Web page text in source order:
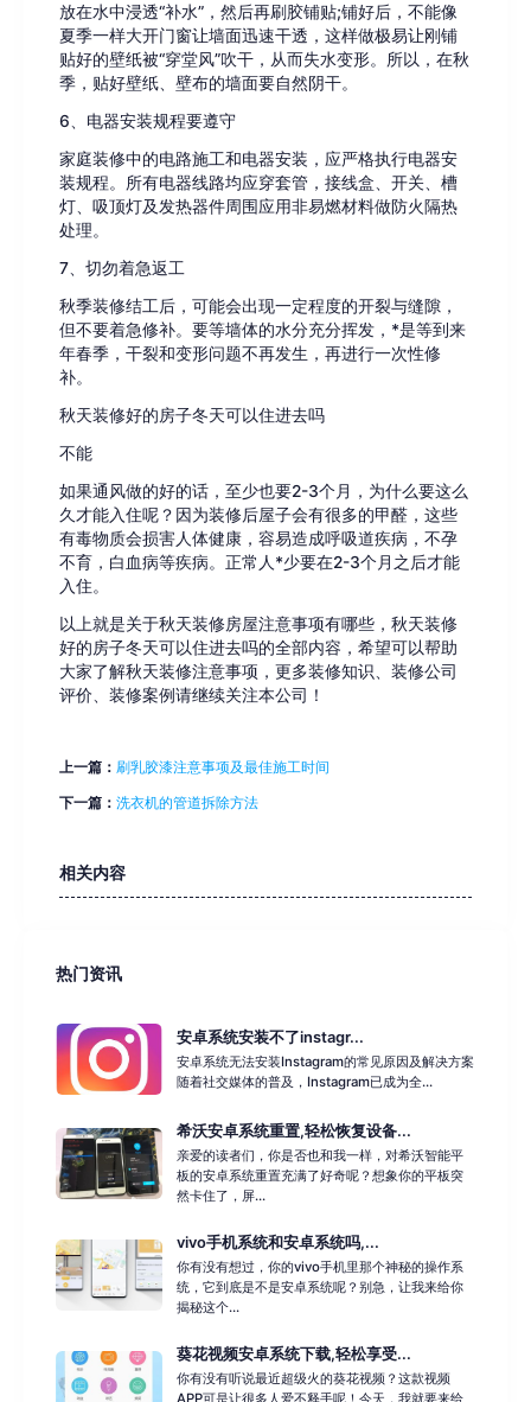
放在水中浸透“补水”，然后再刷胶铺贴;铺好后，不能像
夏季一样大开门窗让墙面迅速干透，这样做极易让刚铺
贴好的壁纸被“穿堂风”吹干，从而失水变形。所以，在秋
季，贴好壁纸、壁布的墙面要自然阴干。
6、电器安装规程要遵守
家庭装修中的电路施工和电器安装，应严格执行电器安
装规程。所有电器线路均应穿套管，接线盒、开关、槽
灯、吸顶灯及发热器件周围应用非易燃材料做防火隔热
处理。
7、切勿着急返工
秋季装修结工后，可能会出现一定程度的开裂与缝隙，
但不要着急修补。要等墙体的水分充分挥发，*是等到来
年春季，干裂和变形问题不再发生，再进行一次性修
补。
秋天装修好的房子冬天可以住进去吗
不能
如果通风做的好的话，至少也要2-3个月，为什么要这么
久才能入住呢？因为装修后屋子会有很多的甲醛，这些
有毒物质会损害人体健康，容易造成呼吸道疾病，不孕
不育，白血病等疾病。正常人*少要在2-3个月之后才能
入住。
以上就是关于秋天装修房屋注意事项有哪些，秋天装修
好的房子冬天可以住进去吗的全部内容，希望可以帮助
大家了解秋天装修注意事项，更多装修知识、装修公司
评价、装修案例请继续关注本公司！
上一篇： 刷乳胶漆注意事项及最佳施工时间
下一篇： 洗衣机的管道拆除方法
相关内容
热门资讯
安卓系统安装不了instagr...
安卓系统无法安装Instagram的常见原因及解决方案
随着社交媒体的普及，Instagram已成为全...
希沃安卓系统重置,轻松恢复设备...
亲爱的读者们，你是否也和我一样，对希沃智能平
板的安卓系统重置充满了好奇呢？想象你的平板突
然卡住了，屏...
vivo手机系统和安卓系统吗,...
你有没有想过，你的vivo手机里那个神秘的操作系
统，它到底是不是安卓系统呢？别急，让我来给你
揭秘这个...
葵花视频安卓系统下载,轻松享受...
你有没有听说最近超级火的葵花视频？这款视频